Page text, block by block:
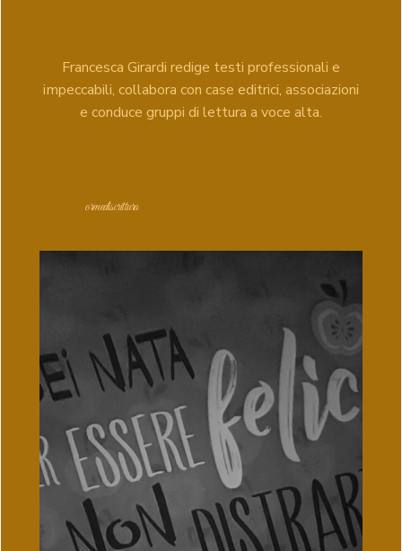
Francesca Girardi redige testi professionali e
impeccabili, collabora con case editrici, associazioni
e conduce gruppi di lettura a voce alta.
ormediscrittura